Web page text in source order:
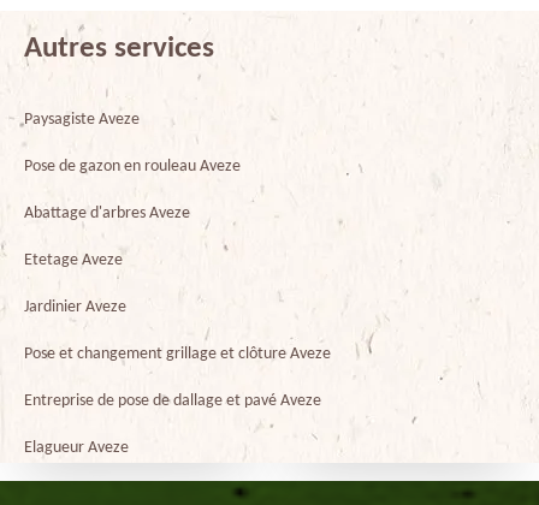
Autres services
Paysagiste Aveze
Pose de gazon en rouleau Aveze
Abattage d'arbres Aveze
Etetage Aveze
Jardinier Aveze
Pose et changement grillage et clôture Aveze
Entreprise de pose de dallage et pavé Aveze
Elagueur Aveze